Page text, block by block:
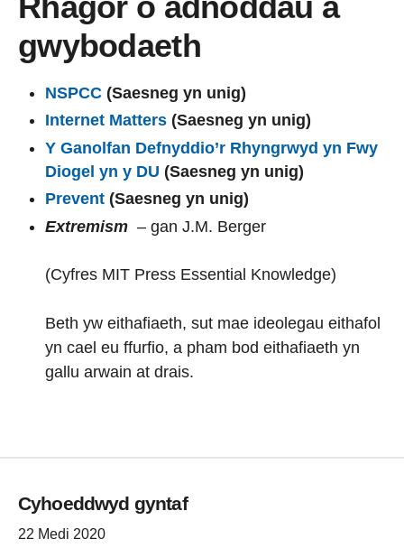
gwybodaeth
NSPCC (Saesneg yn unig)
Internet Matters (Saesneg yn unig)
Y Ganolfan Defnyddio’r Rhyngrwyd yn Fwy
Diogel yn y DU (Saesneg yn unig)
Prevent (Saesneg yn unig)
Extremism – gan J.M. Berger
(Cyfres MIT Press Essential Knowledge)
Beth yw eithafiaeth, sut mae ideolegau eithafol
yn cael eu ffurfio, a pham bod eithafiaeth yn
gallu arwain at drais.
Cyhoeddwyd gyntaf
22 Medi 2020